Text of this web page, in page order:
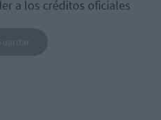
a los créditos oficiales